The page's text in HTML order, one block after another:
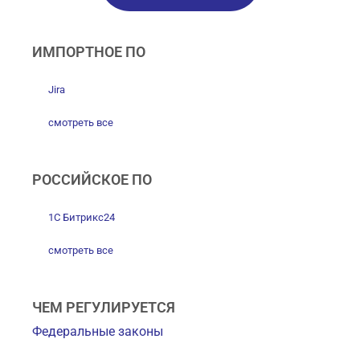
ИМПОРТНОЕ ПО
Jira
смотреть все
РОССИЙСКОЕ ПО
1С Битрикс24
смотреть все
ЧЕМ РЕГУЛИРУЕТСЯ
Федеральные законы